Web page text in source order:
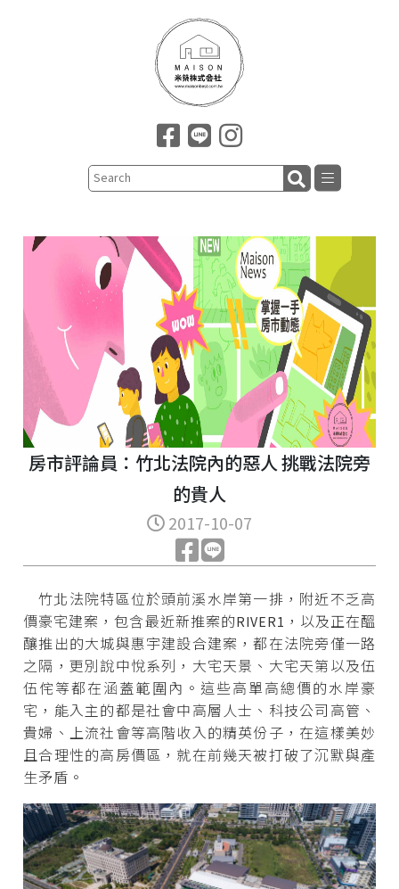
房市評論員：竹北法院內的惡人 挑戰法院旁
的貴人
2017-10-07
竹北法院特區位於頭前溪水岸第一排，附近不乏高
價豪宅建案，包含最近新推案的RIVER1，以及正在醞
釀推出的大城與惠宇建設合建案，都在法院旁僅一路
之隔，更別說中悅系列，大宅天景、大宅天第以及伍
伍侘等都在涵蓋範圍內。這些高單高總價的水岸豪
宅，能入主的都是社會中高層人士、科技公司高管、
貴婦、上流社會等高階收入的精英份子，在這樣美妙
且合理性的高房價區，就在前幾天被打破了沉默與產
生矛盾。